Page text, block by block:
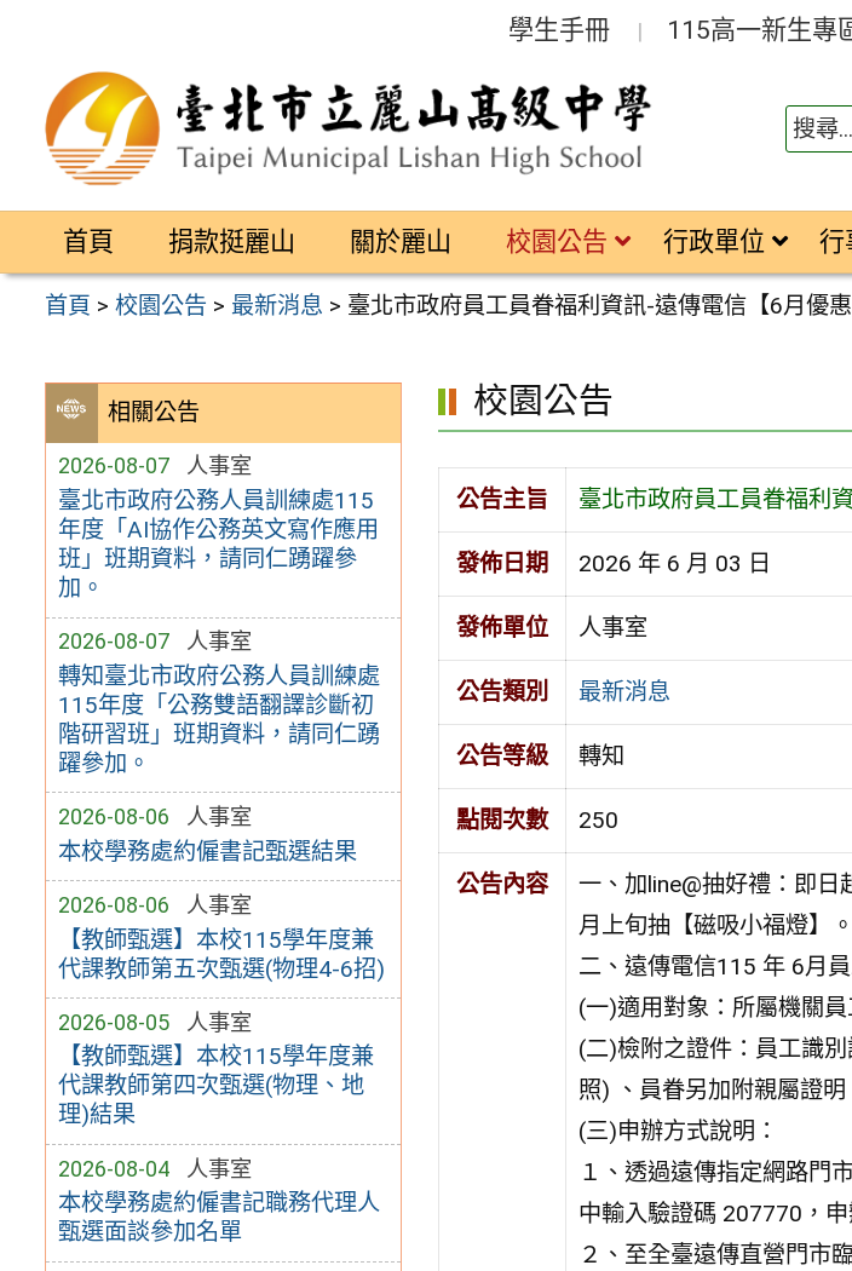
區
學生手冊 115高一新生專
首頁 捐款挺麗山 關於麗山 校園公告 行政單位 行
首頁 >校園公告 > 最新消息 > 臺北市政府員工員眷福利資訊-遠傳電信【6月優
相關公告
2026-08-07 人事室
臺北市政府公務人員訓練處115
年度「AI協作公務英文寫作應用
班」班期資料，請同仁踴躍參
加。
2026-08-07 人事室
轉知臺北市政府公務人員訓練處
115年度「公務雙語翻譯診斷初
階研習班」班期資料，請同仁踴
躍參加。
2026-08-06 人事室
本校學務處約僱書記甄選結果
2026-08-06 人事室
【教師甄選】本校115學年度兼
代課教師第五次甄選(物理4-6招)
2026-08-05 人事室
【教師甄選】本校115學年度兼
代課教師第四次甄選(物理、地
理)結果
2026-08-04 人事室
本校學務處約僱書記職務代理人
甄選面談參加名單
校園公告
公告主旨 臺北市政府員工員眷福利
發佈日期 2026 年 6 月 03 日
發佈單位 人事室
公告類別 最新消息
公告等級 轉知
點閱次數 250
公告內容
一、加line@抽好禮：即
月上旬抽【磁吸小福燈】。
二、遠傳電信115 年 6月
(一)適用對象：所屬機關
(二)檢附之證件：員工識
照) 、員眷另加附親屬證明
(三)申辦方式說明：
１、透過遠傳指定網路門
中輸入驗證碼 207770，
２、至全臺遠傳直營門市